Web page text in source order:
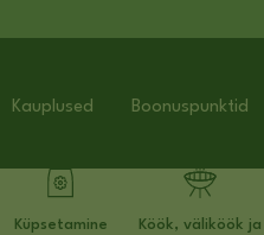
Kauplused Boonuspunktid
Küpsetamine
Köök, väliköök ja